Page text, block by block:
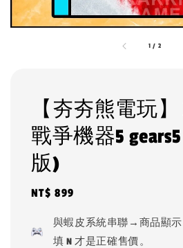
1 / 2
【夯夯熊電玩】
戰爭機器5
版)
Regular
NT$ 899
與蝦皮系統串聯→商品顯示
填 N 才是正確售價。